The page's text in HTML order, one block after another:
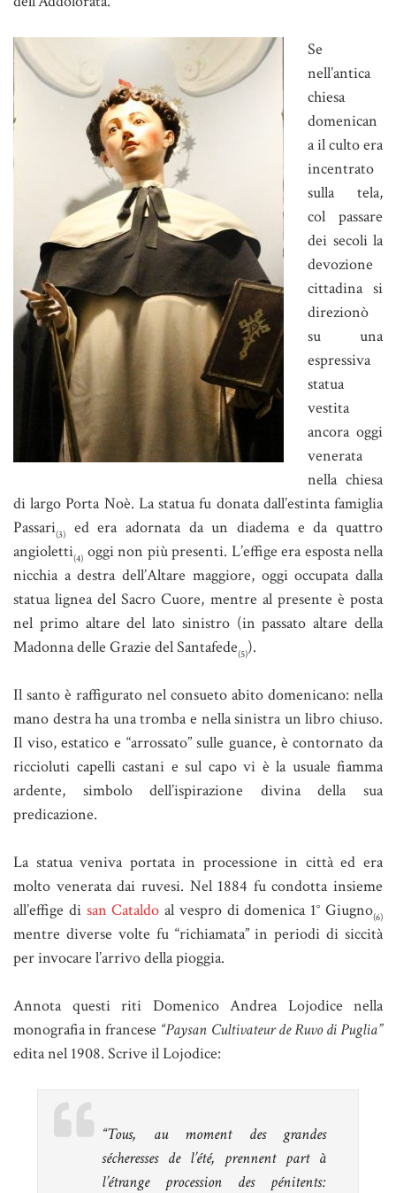
Se
nell’antica
chiesa
domenican
a il culto era
incentrato
sulla tela,
col passare
dei secoli la
devozione
cittadina si
direzionò
su una
espressiva
statua
vestita
ancora oggi
venerata
nella chiesa
di largo Porta Noè. La statua fu donata dall’estinta famiglia
Passari(3)
ed era adornata da un diadema e da quattro
angioletti(4) oggi non più presenti. L’effige era esposta nella
nicchia a destra dell’Altare maggiore, oggi occupata dalla
statua lignea del Sacro Cuore, mentre al presente è posta
nel primo altare del lato sinistro (in passato altare della
Madonna delle Grazie del Santafede(5)).
Il santo è raffigurato nel consueto abito domenicano: nella
mano destra ha una tromba e nella sinistra un libro chiuso.
Il viso, estatico e “arrossato” sulle guance, è contornato da
riccioluti capelli castani e sul capo vi è la usuale fiamma
ardente, simbolo dell’ispirazione divina della sua
predicazione.
La statua veniva portata in processione in città ed era
molto venerata dai ruvesi. Nel 1884 fu condotta insieme
all’effige di san Cataldo al vespro di domenica 1° Giugno(6)
mentre diverse volte fu “richiamata” in periodi di siccità
per invocare l’arrivo della pioggia.
Annota questi riti Domenico Andrea Lojodice nella
monografia in francese “Paysan Cultivateur de Ruvo di Puglia”
edita nel 1908. Scrive il Lojodice:
“Tous, au moment des grandes
sécheresses de l’été, prennent part à
l’étrange procession des pénitents: